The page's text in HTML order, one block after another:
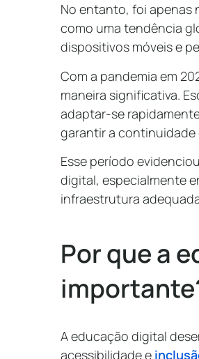
No entanto, foi apenas
como uma tendência
dispositivos móveis e
Com a pandemia em
maneira significativa.
adaptar-se
garantir a
Esse período
digital, especialmente
infraestrutura
Por que a
A educação digital
acessibilidade e